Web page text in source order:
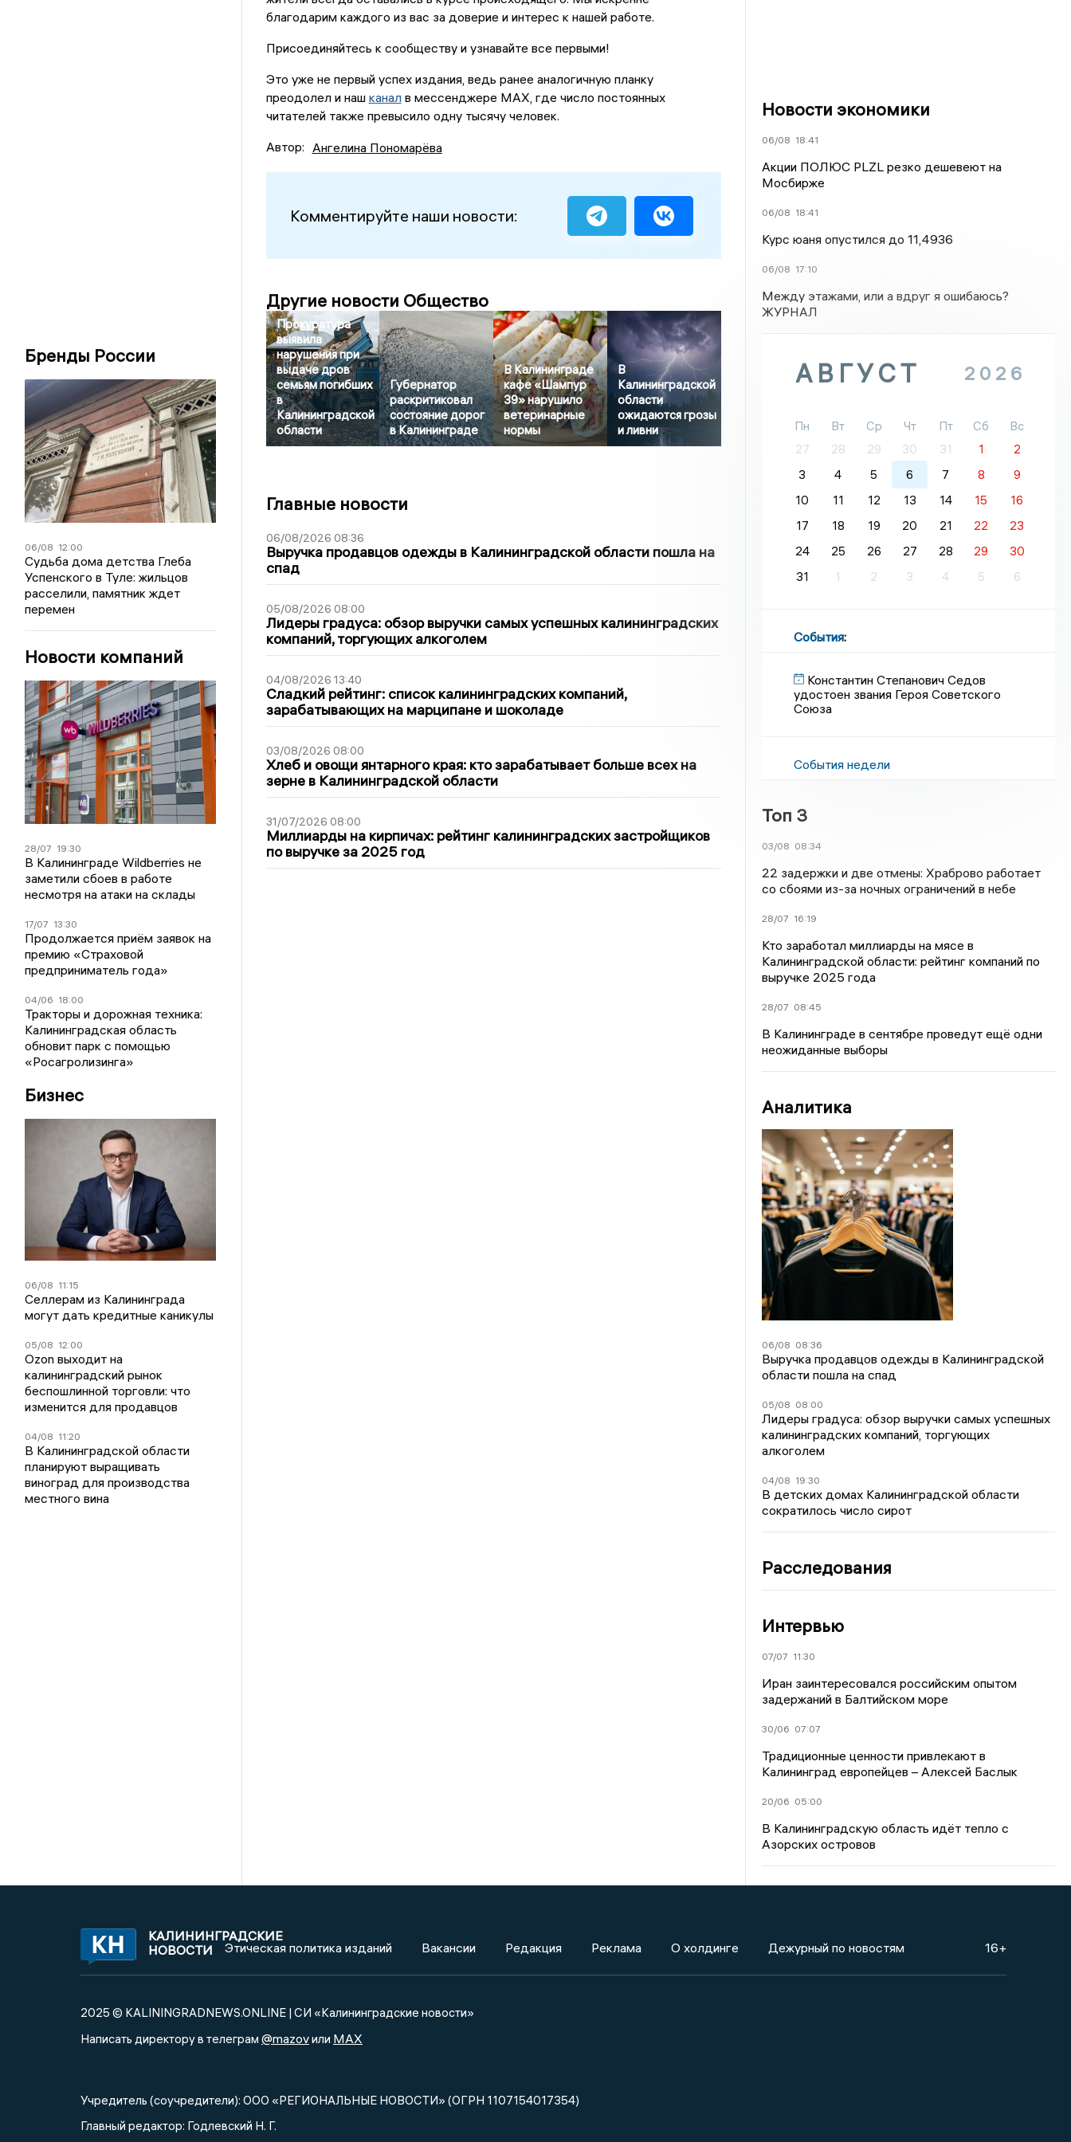
Бренды России
06/08 12:00
Судьба дома детства Глеба
Успенского в Туле: жильцов
расселили, памятник ждет
перемен
Новости компаний
28/07 19:30
В Калининграде Wildberries не
заметили сбоев в работе
несмотря на атаки на склады
17/07 13:30
Продолжается приём заявок на
премию «Страховой
предприниматель года»
04/06 18:00
Тракторы и дорожная техника:
Калининградская область
обновит парк с помощью
«Росагролизинга»
Бизнес
06/08 11:15
Селлерам из Калининграда
могут дать кредитные каникулы
05/08 12:00
Ozon выходит на
калининградский рынок
беспошлинной торговли: что
изменится для продавцов
04/08 11:20
В Калининградской области
планируют выращивать
виноград для производства
местного вина
благодарим каждого из вас за доверие и интерес к нашей работе.
Присоединяйтесь к сообществу и узнавайте все первыми!
Это уже не первый успех издания, ведь ранее аналогичную планку
преодолел и наш каналв мессенджере MAX, где число постоянных
читателей также превысило одну тысячу человек.
Автор: Ангелина Пономарёва
Комментируйте наши новости:
Другие новости Общество
Прокуратура
выявила
нарушения при
выдаче дров
семьям погибших
в
Калининградской
области
Губернатор
раскритиковал
состояние дорог
в Калининграде
В Калининграде
кафе «Шампур
39» нарушило
ветеринарные
нормы
В
Калининградской
области
ожидаются грозы
и ливни
Главные новости
06/08/2026 08:36
Выручка продавцов одежды в Калининградской области пошла на
спад
05/08/2026 08:00
Лидеры градуса: обзор выручки самых успешных калининградских
компаний, торгующих алкоголем
04/08/2026 13:40
Сладкий рейтинг: список калининградских компаний,
зарабатывающих на марципане и шоколаде
03/08/2026 08:00
Хлеб и овощи янтарного края: кто зарабатывает больше всех на
зерне в Калининградской области
31/07/2026 08:00
Миллиарды на кирпичах: рейтинг калининградских застройщиков
по выручке за 2025 год
Новости экономики
06/08 18:41
Акции ПОЛЮС PLZL резко дешевеют на
Мосбирже
06/08 18:41
Курс юаня опустился до 11,4936
06/08 17:10
Между этажами, или а вдруг я ошибаюсь?
ЖУРНАЛ
АВГУСТ 2026
Пн Вт Ср Чт Пт Сб
Вс
27
28 29 30 31 1
2
3
4 5 6 7 8
9
10
11 12 13 14 15
16
17
18 19 20 21 22
23
24
25 26 27 28 29
30
31
1 2 3 4 5 6
События:
Константин Степанович Седов
удостоен звания Героя Советского
Союза
События недели
Топ 3
03/08 08:34
22 задержки и две отмены: Храброво работает
со сбоями из-за ночных ограничений в небе
28/07 16:19
Кто заработал миллиарды на мясе в
Калининградской области: рейтинг компаний по
выручке 2025 года
28/07 08:45
В Калининграде в сентябре проведут ещё одни
неожиданные выборы
Аналитика
06/08 08:36
Выручка продавцов одежды в Калининградской
области пошла на спад
05/08 08:00
Лидеры градуса: обзор выручки самых успешных
калининградских компаний, торгующих
алкоголем
04/08 19:30
В детских домах Калининградской области
сократилось число сирот
Расследования
Интервью
07/07 11:30
Иран заинтересовался российским опытом
задержаний в Балтийском море
30/06 07:07
Традиционные ценности привлекают в
Калининград европейцев – Алексей Баслык
20/06 05:00
В Калининградскую область идёт тепло с
Азорских островов
КАЛИНИНГРАДСКИЕ
НОВОСТИ
Этическая политика изданий Вакансии Редакция Реклама О холдинге Дежурный по новостям 16+
2025 © KALININGRADNEWS.ONLINE | СИ «Калининградские новости»
Написать директору в телеграм @mazovили MAX
Учредитель (соучредители): ООО «РЕГИОНАЛЬНЫЕ НОВОСТИ» (ОГРН 1107154017354)
Главный редактор: Годлевский Н. Г.